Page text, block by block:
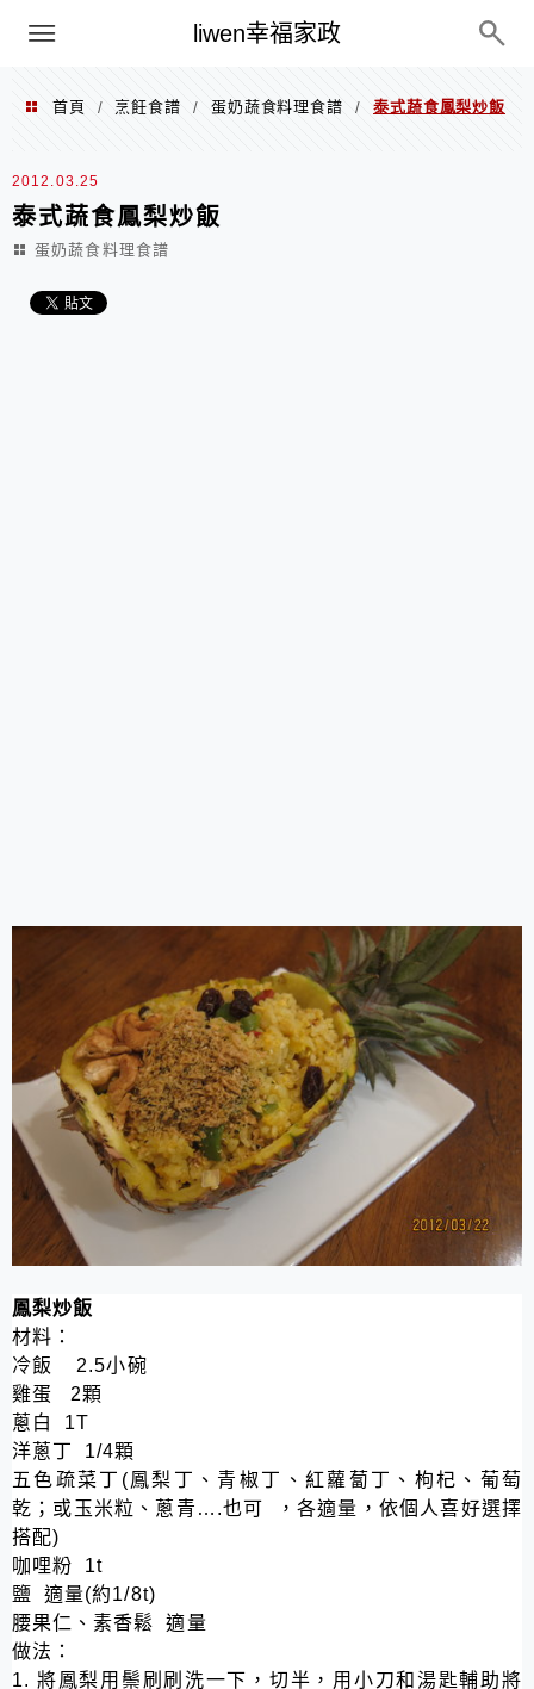
liwen幸福家政
menu
首頁 / 烹飪食譜 / 蛋奶蔬食料理食譜 / 泰式蔬食鳳梨炒飯
2012.03.25
泰式蔬食鳳梨炒飯
蛋奶蔬食料理食譜
鳳梨炒飯
材料：
冷飯
2.5小碗
雞蛋 2顆
蔥白
1T
洋蔥丁
1/4顆
五色疏菜丁 (鳳梨丁、青椒丁、紅蘿蔔丁、枸杞、葡萄
乾；或玉米粒、蔥青 ….也可
，各適量，依個人喜好選擇
搭配)
咖哩粉
1t
鹽
適量(約1/8t)
腰果仁、素香鬆
適量
做法：
1. 將鳳梨用鬃刷刷洗一下，切半，用小刀和湯匙輔助將